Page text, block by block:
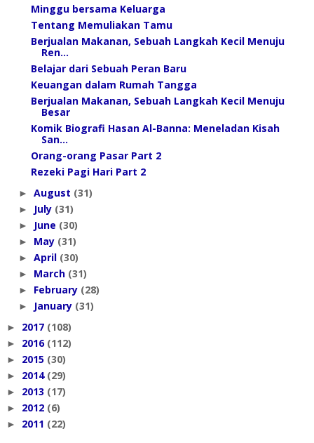
Minggu bersama Keluarga
Tentang Memuliakan Tamu
Berjualan Makanan, Sebuah Langkah Kecil Menuju
Ren...
Belajar dari Sebuah Peran Baru
Keuangan dalam Rumah Tangga
Berjualan Makanan, Sebuah Langkah Kecil Menuju
Besar
Komik Biografi Hasan Al-Banna: Meneladan Kisah
San...
Orang-orang Pasar Part 2
Rezeki Pagi Hari Part 2
► August (31)
► July (31)
► June (30)
► May (31)
► April (30)
► March (31)
► February (28)
► January (31)
► 2017 (108)
► 2016 (112)
► 2015 (30)
► 2014 (29)
► 2013 (17)
► 2012 (6)
► 2011 (22)